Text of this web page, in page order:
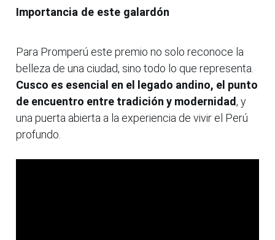
Importancia de este galardón
Para Promperú este premio no solo reconoce la
belleza de una ciudad, sino todo lo que representa.
Cusco es esencial en el legado andino, el punto
de encuentro entre tradición y modernidad, y
una puerta abierta a la experiencia de vivir el Perú
profundo.